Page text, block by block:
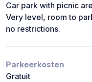
Car park with picnic
Very level, room to
no restrictions.
Parkeerkosten
Gratuit